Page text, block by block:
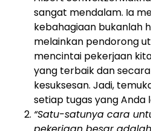
sangat mendalam. Ia
kebahagiaan bukanlah
melainkan pendorong
mencintai pekerjaan
yang terbaik dan
kesuksesan. Jadi,
setiap tugas yang Anda
“Satu-satunya cara